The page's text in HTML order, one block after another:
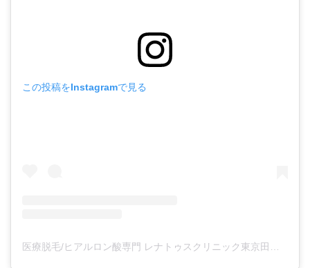
この投稿をInstagramで見る